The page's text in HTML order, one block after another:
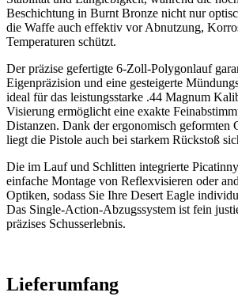
Beschichtung in Burnt Bronze nicht nur
die Waffe auch effektiv vor Abnutzung,
Temperaturen schützt.
Der präzise gefertigte 6-Zoll-Polygonlauf
Eigenpräzision und eine gesteigerte
ideal für das leistungsstarke .44 Magnum
Visierung ermöglicht eine exakte
Distanzen. Dank der ergonomisch geformten
liegt die Pistole auch bei starkem Rückstoß
Die im Lauf und Schlitten integrierte
einfache Montage von Reflexvisieren oder
Optiken, sodass Sie Ihre Desert Eagle
Das Single-Action-Abzugssystem ist fein
präzises Schusserlebnis.
Lieferumfang